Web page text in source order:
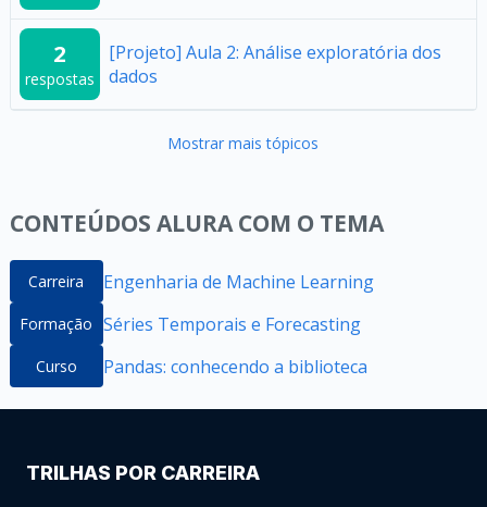
2
respostas
[Projeto] Aula 2: Análise exploratória dos
dados
Mostrar mais tópicos
CONTEÚDOS ALURA COM O TEMA
Carreira Engenharia de Machine Learning
Formação Séries Temporais e Forecasting
Curso Pandas: conhecendo a biblioteca
TRILHAS POR CARREIRA